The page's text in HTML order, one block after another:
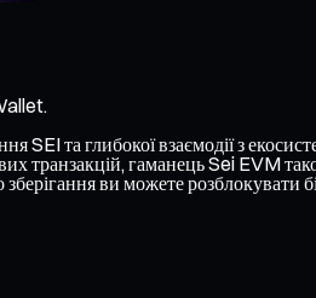
та глибокої взаємодії з
транзакцій, гаманець Sei EVM
ви можете розблокувати